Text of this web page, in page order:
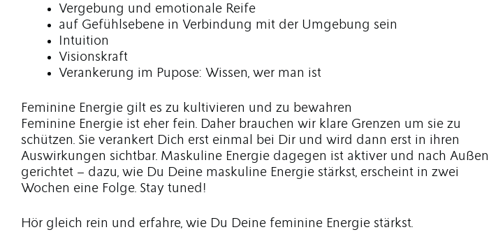
Vergebung und emotionale Reife
auf Gefühlsebene in Verbindung mit der Umgebung sein
Intuition
Visionskraft
Verankerung im Pupose: Wissen, wer man ist
Feminine Energie gilt es zu kultivieren und zu bewahren
Feminine Energie ist eher fein. Daher brauchen wir klare Grenzen um sie zu
schützen. Sie verankert Dich erst einmal bei Dir und wird dann erst in ihren
Auswirkungen sichtbar. Maskuline Energie dagegen ist aktiver und nach Außen
gerichtet – dazu, wie Du Deine maskuline Energie stärkst, erscheint in zwei
Wochen eine Folge. Stay tuned!
Hör gleich rein und erfahre, wie Du Deine feminine Energie stärkst.